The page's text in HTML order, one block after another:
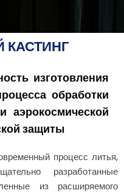
изготовления
обработки
защиты
процесс литья,
разработанные
из расширяемого